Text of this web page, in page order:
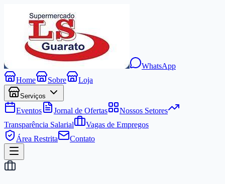
WhatsApp
Home
Sobre Loja
Serviços
Eventos Jornal de Ofertas
Nossos Setores
Transparência Salarial
Vagas de Empregos
Área Restrita
Contato